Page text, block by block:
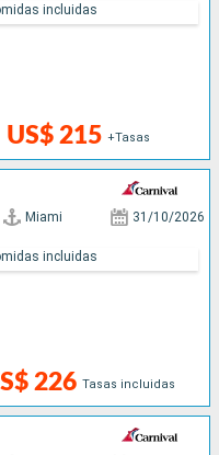
US$ 215 +Tasas
incluidas
Miami 31/10/2026
226 Tasas incluidas
incluidas